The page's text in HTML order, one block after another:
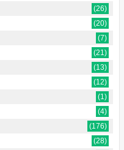
(26)
(20)
(7)
(21)
(13)
(12)
(1)
(4)
(176)
(28)